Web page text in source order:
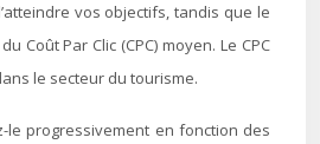
vos objectifs, tandis que le
Par Clic (CPC) moyen. Le CPC
le secteur du tourisme.
progressivement en fonction des